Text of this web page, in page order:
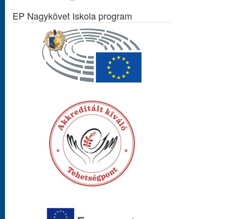
EP Nagykövet Iskola program